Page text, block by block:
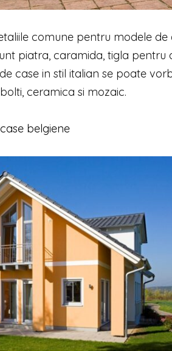
comune pentru modele
piatra, caramida, tigla
case in stil italian se poate
ceramica si mozaic.
belgiene